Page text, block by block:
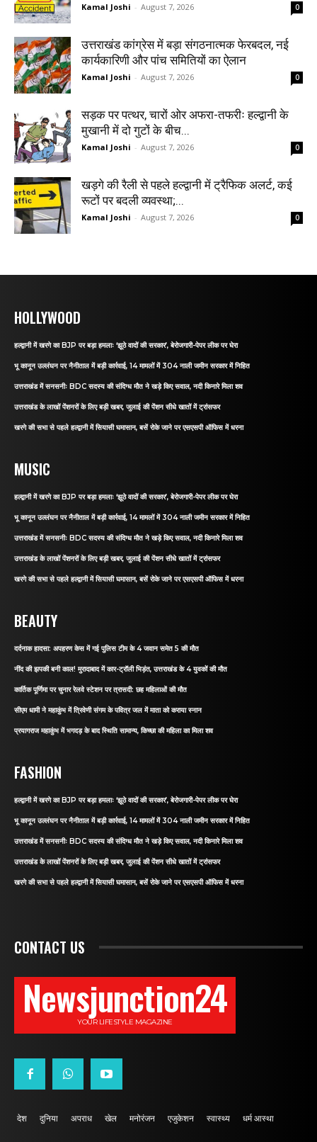
Kamal Joshi - August 7, 2026 0
उत्तराखंड कांग्रेस में बड़ा संगठनात्मक फेरबदल, नई
कार्यकारिणी और पांच समितियों का ऐलान
Kamal Joshi - August 7, 2026 0
सड़क पर पत्थर, चारों ओर अफरा-तफरीः हल्द्वानी के
मुखानी में दो गुटों के बीच...
Kamal Joshi - August 7, 2026 0
खड़गे की रैली से पहले हल्द्वानी में ट्रैफिक अलर्ट, कई
रूटों पर बदली व्यवस्था;...
Kamal Joshi - August 7, 2026 0
HOLLYWOOD
हल्द्वानी में खरगे का BJP पर बड़ा हमलाः ‘झूठे वादों की सरकार’, बेरोजगारी-पेपर लीक पर घेरा
भू कानून उल्लंघन पर नैनीताल में बड़ी कार्रवाई, 14 मामलों में 304 नाली जमीन सरकार में निहित
उत्तराखंड में सनसनीः BDC सदस्य की संदिग्ध मौत ने खड़े किए सवाल, नदी किनारे मिला शव
उत्तराखंड के लाखों पेंशनरों के लिए बड़ी खबर, जुलाई की पेंशन सीधे खातों में ट्रांसफर
खरगे की सभा से पहले हल्द्वानी में सियासी घमासान, बसें रोके जाने पर एसएसपी ऑफिस में धरना
MUSIC
हल्द्वानी में खरगे का BJP पर बड़ा हमलाः ‘झूठे वादों की सरकार’, बेरोजगारी-पेपर लीक पर घेरा
भू कानून उल्लंघन पर नैनीताल में बड़ी कार्रवाई, 14 मामलों में 304 नाली जमीन सरकार में निहित
उत्तराखंड में सनसनीः BDC सदस्य की संदिग्ध मौत ने खड़े किए सवाल, नदी किनारे मिला शव
उत्तराखंड के लाखों पेंशनरों के लिए बड़ी खबर, जुलाई की पेंशन सीधे खातों में ट्रांसफर
खरगे की सभा से पहले हल्द्वानी में सियासी घमासान, बसें रोके जाने पर एसएसपी ऑफिस में धरना
BEAUTY
दर्दनाक हादसा: अपहरण केस में गई पुलिस टीम के 4 जवान समेत 5 की मौत
नींद की झपकी बनी काल! मुरादाबाद में कार-ट्रॉली भिड़ंत, उत्तराखंड के 4 युवकों की मौत
कार्तिक पूर्णिमा पर चुनार रेलवे स्टेशन पर त्रासदी: छह महिलाओं की मौत
सीएम धामी ने महाकुंभ में त्रिवेणी संगम के पवित्र जल में माता को कराया स्नान
प्रयागराज महाकुंभ में भगदड़ के बाद स्थिति सामान्य, किच्छा की महिला का मिला शव
FASHION
हल्द्वानी में खरगे का BJP पर बड़ा हमलाः ‘झूठे वादों की सरकार’, बेरोजगारी-पेपर लीक पर घेरा
भू कानून उल्लंघन पर नैनीताल में बड़ी कार्रवाई, 14 मामलों में 304 नाली जमीन सरकार में निहित
उत्तराखंड में सनसनीः BDC सदस्य की संदिग्ध मौत ने खड़े किए सवाल, नदी किनारे मिला शव
उत्तराखंड के लाखों पेंशनरों के लिए बड़ी खबर, जुलाई की पेंशन सीधे खातों में ट्रांसफर
खरगे की सभा से पहले हल्द्वानी में सियासी घमासान, बसें रोके जाने पर एसएसपी ऑफिस में धरना
CONTACT US
Newsjunction24
YOUR LIFESTYLE MAGAZINE
देश दुनिया अपराध खेल मनोरंजन एजुकेशन स्वास्थ्य धर्म आस्था